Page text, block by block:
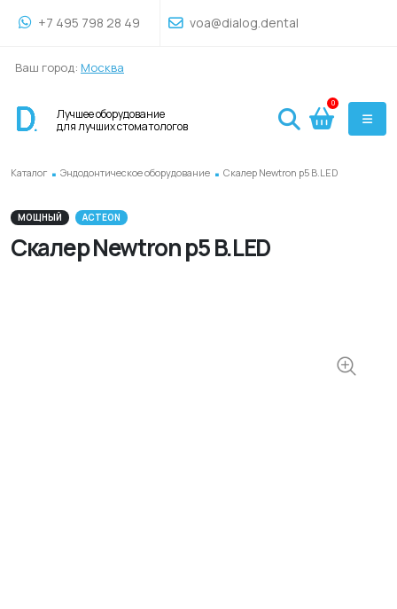
+7 495 798 28 49 voa@dialog.dental
Ваш город: Москва
Лучшее оборудование
для лучших стоматологов
0
Каталог . Эндодонтическое оборудование . Скалер Newtron p5 B.LED
МОЩНЫЙ ACTEON
Скалер Newtron p5 B.LED